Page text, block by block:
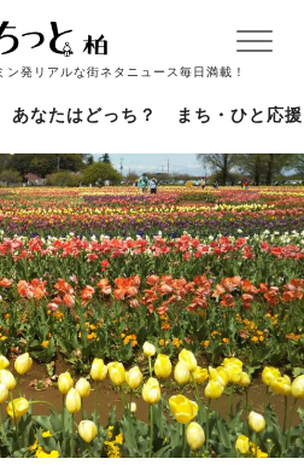
発リアルな街ネタニュース毎日満載！
あなたはどっち？ まち・ひと応援